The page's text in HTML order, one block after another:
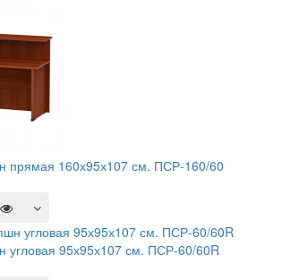
прямая 160х95х107 см. ПСР-160/60
угловая 95х95х107 см. ПСР-60/60R